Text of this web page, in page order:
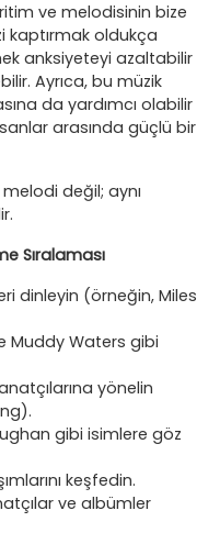
ve melodisinin bize
kaptırmak oldukça
anksiyeteyi azaltabilir
Ayrıca, bu müzik
da yardımcı olabilir
arasında güçlü bir
değil; aynı
Sıralaması
dinleyin (örneğin, Miles
Muddy Waters gibi
yönelin
gibi isimlere göz
keşfedin.
ve albümler